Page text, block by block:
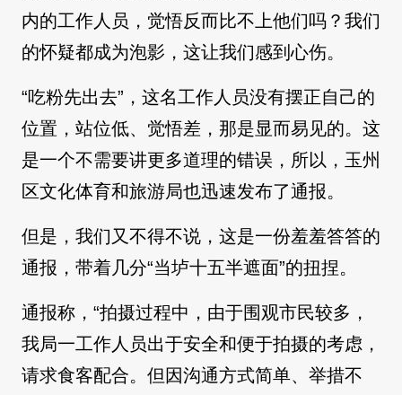
内的工作人员，觉悟反而比不上他们吗？我们
的怀疑都成为泡影，这让我们感到心伤。
“吃粉先出去”，这名工作人员没有摆正自己的
位置，站位低、觉悟差，那是显而易见的。这
是一个不需要讲更多道理的错误，所以，玉州
区文化体育和旅游局也迅速发布了通报。
但是，我们又不得不说，这是一份羞羞答答的
通报，带着几分“当垆十五半遮面”的扭捏。
通报称，“拍摄过程中，由于围观市民较多，
我局一工作人员出于安全和便于拍摄的考虑，
请求食客配合。但因沟通方式简单、举措不